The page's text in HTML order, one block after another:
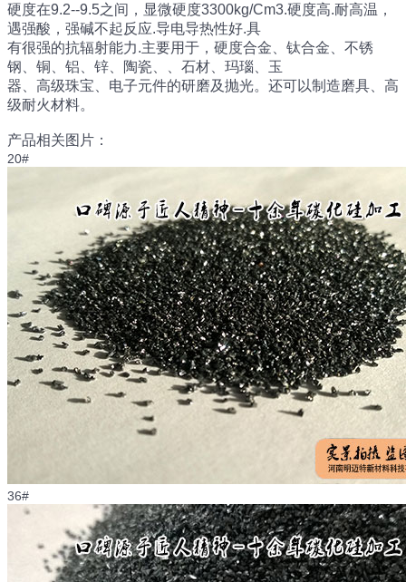
硬度在9.2--9.5之间，显微硬度3300kg/Cm3.硬度高.耐高温，
遇强酸，强碱不起反应.导电导热性好.具
有很强的抗辐射能力.主要用于，硬度合金、钛合金、不锈
钢、铜、铝、锌、陶瓷、、石材、玛瑙、玉
器、高级珠宝、电子元件的研磨及抛光。还可以制造磨具、高
级耐火材料。
产品相关图片：
20#
36#